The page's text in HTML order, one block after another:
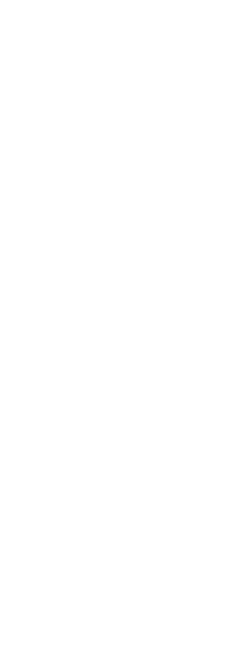
賽
體驗延長到8月!!
_南橫三星